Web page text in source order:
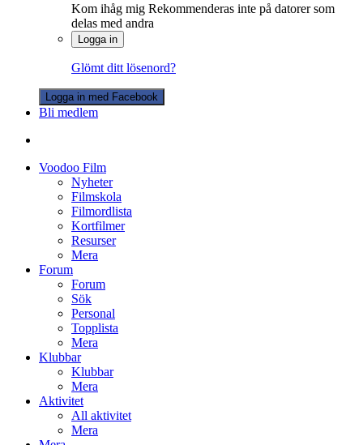
Kom ihåg mig Rekommenderas inte på datorer som
delas med andra
Logga in
Glömt ditt lösenord?
Logga in med Facebook
Bli medlem
Voodoo Film
Nyheter
Filmskola
Filmordlista
Kortfilmer
Resurser
Mera
Forum
Forum
Sök
Personal
Topplista
Mera
Klubbar
Klubbar
Mera
Aktivitet
All aktivitet
Mera